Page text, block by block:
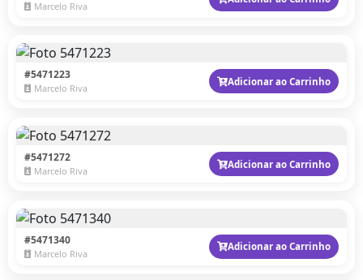
Marcelo Riva
#5471223
Marcelo Riva
Adicionar ao Carrinho
#5471272
Marcelo Riva
Adicionar ao Carrinho
#5471340
Marcelo Riva
Adicionar ao Carrinho